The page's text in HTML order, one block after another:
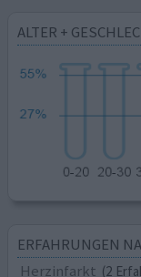
ALTER +
ERFAHRUNGEN
Herzinfarkt (2